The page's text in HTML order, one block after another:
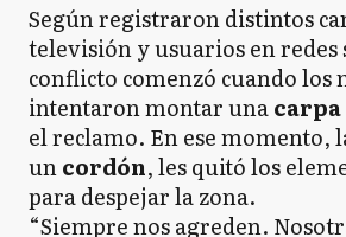
Según registraron distintos
televisión y usuarios en redes
conflicto comenzó cuando los
intentaron montar unacarpa
el reclamo. En ese momento,
uncordón, les quitó los
para despejar la zona.
“Siempre nos agreden.